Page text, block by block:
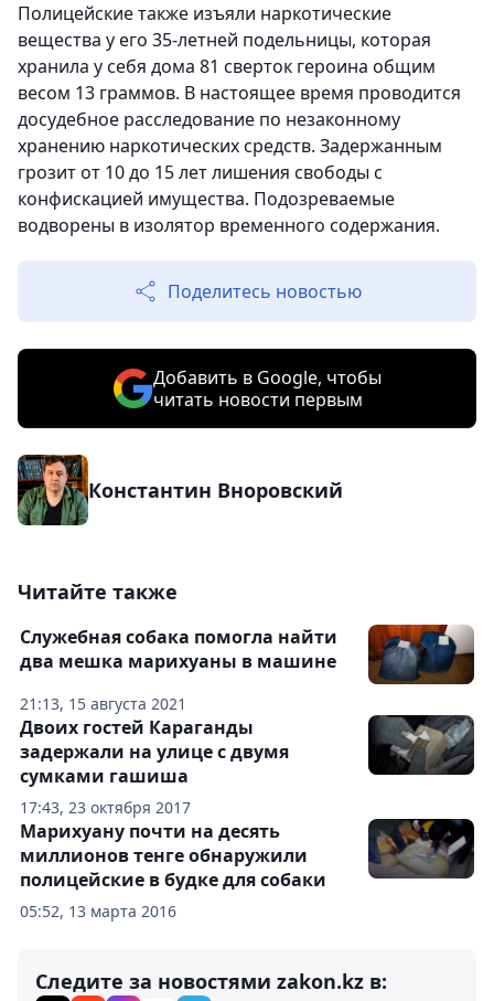
Полицейские также изъяли наркотические
вещества у его 35-летней подельницы, которая
хранила у себя дома 81 сверток героина общим
весом 13 граммов. В настоящее время проводится
досудебное расследование по незаконному
хранению наркотических средств. Задержанным
грозит от 10 до 15 лет лишения свободы с
конфискацией имущества. Подозреваемые
водворены в изолятор временного содержания.
Поделитесь новостью
Добавить в Google, чтобы
читать новости первым
Константин Вноровский
Читайте также
21:13, 15 августа 2021
Служебная собака помогла найти
два мешка марихуаны в машине
17:43, 23 октября 2017
Двоих гостей Караганды
задержали на улице с двумя
сумками гашиша
05:52, 13 марта 2016
Марихуану почти на десять
миллионов тенге обнаружили
полицейские в будке для собаки
Следите за новостями zakon.kz в: